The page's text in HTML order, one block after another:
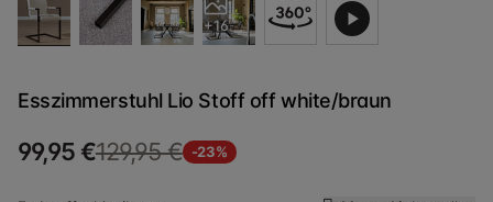
+16
Esszimmerstuhl Lio Stoff off white/braun
99,95 €129,95 € -23%